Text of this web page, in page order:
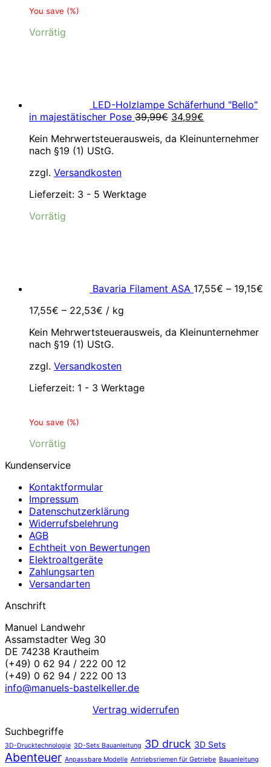
You save (%)
Vorrätig
LED-Holzlampe Schäferhund "Bello"
in majestätischer Pose 39,99€ Ursprünglicher
war:
34,99€
ist:
Kein Mehrwertsteuerausweis, da Kleinunternehmer
nach §19 (1) UStG.
zzgl. Versandkosten
Lieferzeit: 3 - 5 Werktage
Vorrätig
Bavaria Filament ASA 17,55€ – 19,15€
17,55€ – 22,53€ / kg
Kein Mehrwertsteuerausweis, da Kleinunternehmer
nach §19 (1) UStG.
zzgl. Versandkosten
Lieferzeit: 1 - 3 Werktage
You save (%)
Vorrätig
Kundenservice
Kontaktformular
Impressum
Datenschutzerklärung
Widerrufsbelehrung
AGB
Echtheit von Bewertungen
Elektroaltgeräte
Zahlungsarten
Versandarten
Anschrift
Manuel Landwehr
Assamstadter Weg 30
DE 74238 Krautheim
(+49) 0 62 94 / 222 00 12
(+49) 0 62 94 / 222 00 13
info@manuels-bastelkeller.de
Vertrag widerrufen
Suchbegriffe
3D-Drucktechnologie 3D-Sets Bauanleitung 3D druck 3D Sets
Abenteuer Anpassbare Modelle Antriebsriemen für Getriebe Bauanleitung